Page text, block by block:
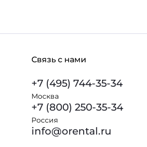
Связь с нами
+7 (495) 744-35-34
Москва
+7 (800) 250-35-34
Россия
info@orental.ru